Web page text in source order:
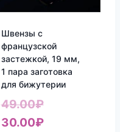
Швензы с
французской
застежкой, 19 мм,
1 пара заготовка
для бижутерии
49.00₽
цена
30.00₽Текущая